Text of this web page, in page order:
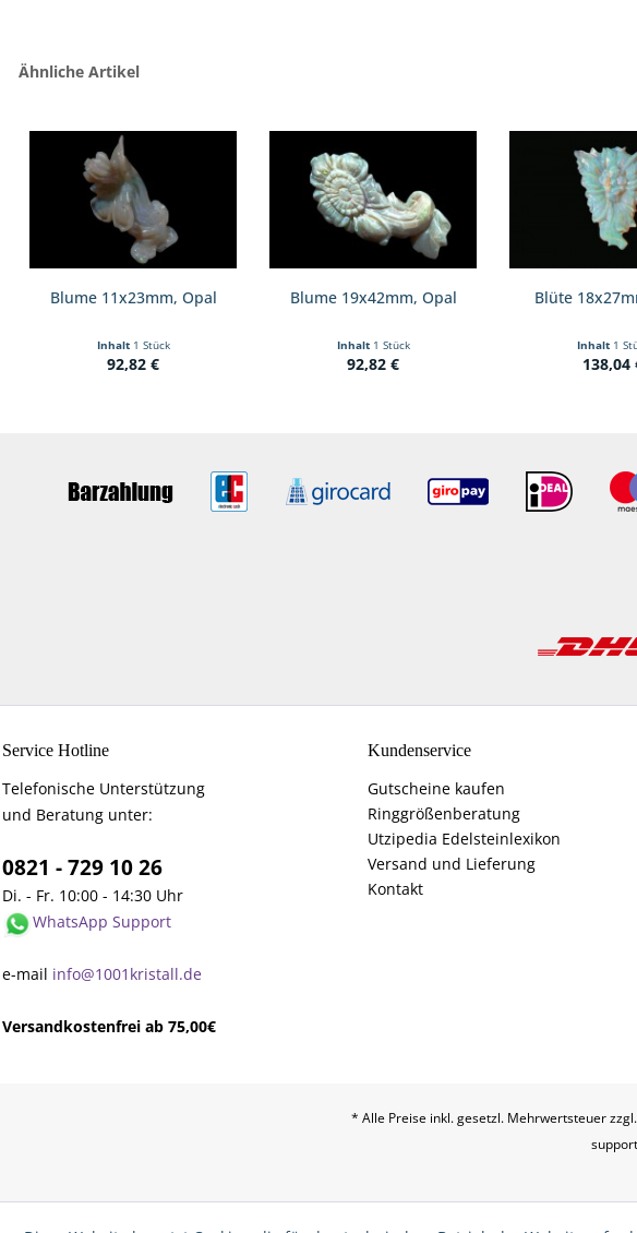
Ähnliche Artikel
Blume 11x23mm, Opal
Inhalt 1 Stück
92,82 €
Blume 19x42mm, Opal
Inhalt 1 Stück
92,82 €
Blüte
Inhalt 1
138,04
Service Hotline
Telefonische Unterstützung
und Beratung unter:
0821 - 729 10 26
Di. - Fr. 10:00 - 14:30 Uhr
WhatsApp Support
e-mail info@1001kristall.de
Versandkostenfrei ab 75,00€
Kundenservice
Gutscheine kaufen
Ringgrößenberatung
Utzipedia Edelsteinlexikon
Versand und Lieferung
Kontakt
* Alle Preise inkl. gesetzl. Mehrwertsteuer zzgl.